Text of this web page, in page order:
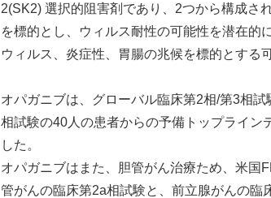
2(SK2) 選択的阻害剤であり、2つから構成さ
を標的とし、ウィルス耐性の可能性を潜在的
ウィルス、炎症性、胃腸の兆候を標的とする
オパガニブは、グローバル臨床第2相/第3相
相試験の40人の患者からの予備トップライン
した。
オパガニブはまた、胆管がん治療ため、米国
管がんの臨床第2a相試験と、前立腺がんの臨